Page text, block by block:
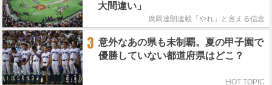
大間違い」
廣岡達朗連載「やれ」と言える信念
3 意外なあの県も未制覇。夏の甲子園で
優勝していない都道府県はどこ？
HOT TOPIC